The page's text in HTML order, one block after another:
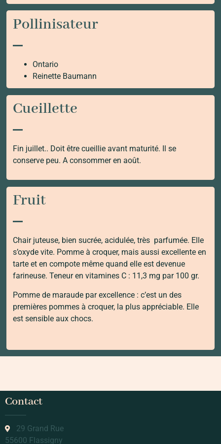
Pollinisateur
Ontario
Reinette Baumann
Cueillette
Fin juillet.. Doit être cueillie avant maturité. Il se
conserve peu. A consommer en août.
Fruit
Chair juteuse, bien sucrée, acidulée, très parfumée. Elle
s’oxyde vite. Pomme à croquer, mais aussi excellente en
tarte et en compote même quand elle est devenue
farineuse. Teneur en vitamines C : 11,3 mg par 100 gr.
Pomme de maraude par excellence : c’est un des
premières pommes à croquer, la plus appréciable. Elle
est sensible aux chocs.
Contact
29 Grand Rue
55600 Flassigny